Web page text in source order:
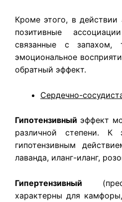
Кроме этого, в
позитивные
связанные с запахом,
эмоциональное
обратный эффект.
Сердечно-
Гипотензивный эффект
различной степени.
гипотензивным
лаванда, иланг-иланг,
Гипертензивный
характерны для